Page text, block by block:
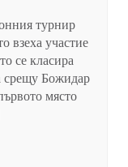
турнир
взеха участие
се класира
срещу Божидар
място